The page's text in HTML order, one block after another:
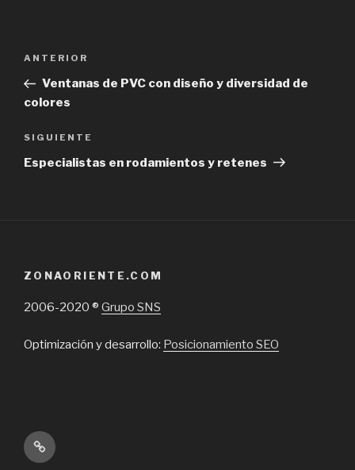
entradas
Previous
Post
ANTERIOR
Ventanas de PVC con diseño y diversidad de
colores
Next
Post
SIGUIENTE
Especialistas en rodamientos y retenes
ZONAORIENTE.COM
2006-2020 ® Grupo SNS
Optimización y desarrollo: Posicionamiento SEO
Inicio